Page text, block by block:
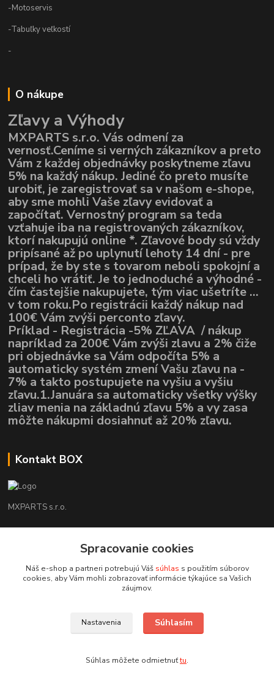
-Motoservis
-Tabuľky veľkostí
-
O nákupe
Zľavy a Výhody
MXPARTS s.r.o. Vás odmení za
vernosť.Ceníme si verných zákazníkov a preto
Vám z každej objednávky poskytneme zľavu
5% na každý nákup. Jediné čo preto musíte
urobiť, je zaregistrovať sa v našom e-shope,
aby sme mohli Vaše zľavy evidovať a
započítať. Vernostný program sa teda
vzťahuje iba na registrovaných zákazníkov,
ktorí nakupujú online *. Zľavové body sú vždy
pripísané až po uplynutí lehoty 14 dní - pre
prípad, že by ste s tovarom neboli spokojní a
chceli ho vrátiť. Je to jednoduché a výhodné -
čím častejšie nakupujete, tým viac ušetríte ...
v tom roku.Po registrácii každý nákup nad
100€ Vám zvýši perconto zľavy.
Príklad - Registrácia -5% ZĽAVA / nákup
napríklad za 200€ Vám zvýši zlavu a 2% čiže
pri objednávke sa Vám odpočíta 5% a
automaticky systém zmení Vašu zľavu na -
7% a takto postupujete na vyšiu a vyšiu
zľavu.1.Januára sa automaticky všetky výšky
zliav menia na základnú zľavu 5% a vy zasa
môžte nákupmi dosiahnuť až 20% zľavu.
Kontakt BOX
MXPARTS s.r.o.
+421948260186
motokrossk@gmail.com
Spracovanie cookies
Náš e-shop a partneri potrebujú Váš súhlas s použitím súborov
cookies, aby Vám mohli zobrazovať informácie týkajúce sa Vašich
záujmov.
Nastavenia Súhlasím
Súhlas môžete odmietnuťtu.